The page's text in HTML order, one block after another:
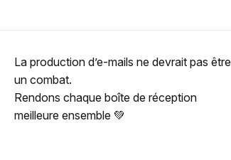
La production d’e-mails ne devrait pas être
un combat.
Rendons chaque boîte de réception
meilleure ensemble 💚